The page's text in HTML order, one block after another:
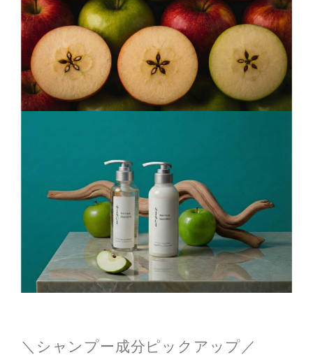
＼シャンプー成分ピックアップ／